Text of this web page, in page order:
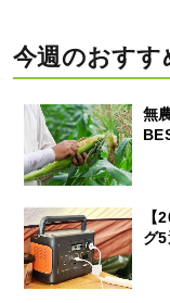
今週のおすす
無
【
グ